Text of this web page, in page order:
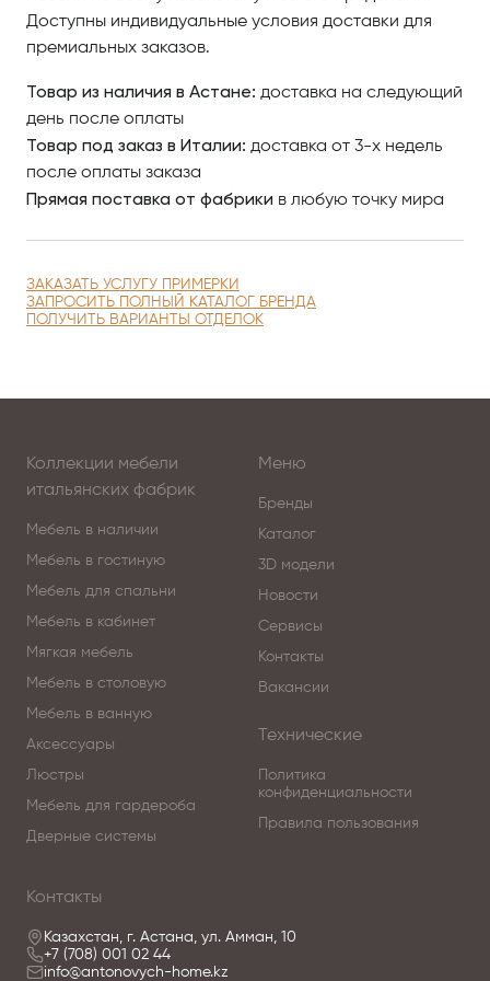
По вопросам приобретения элитной мебели в
Доступны индивидуальные условия доставки для
премиальных заказов.
Товар из наличия в Астане: доставка на следующий
день после оплаты
Товар под заказ в Италии: доставка от 3-х недель
после оплаты заказа
Прямая поставка от фабрики в любую точку мира
ЗАКАЗАТЬ УСЛУГУ ПРИМЕРКИ
ЗАПРОСИТЬ ПОЛНЫЙ КАТАЛОГ БРЕНДА
ПОЛУЧИТЬ ВАРИАНТЫ ОТДЕЛОК
Коллекции мебели
итальянских фабрик
Мебель в наличии
Мебель в гостиную
Мебель для спальни
Мебель в кабинет
Мягкая мебель
Мебель в столовую
Мебель в ванную
Аксессуары
Люстры
Мебель для гардероба
Дверные системы
Меню
Бренды
Каталог
3D модели
Новости
Сервисы
Контакты
Вакансии
Технические
Политика
конфиденциальности
Правила пользования
Контакты
Казахстан, г. Астана, ул. Амман, 10
+7 (708) 001 02 44
info@antonovych-home.kz